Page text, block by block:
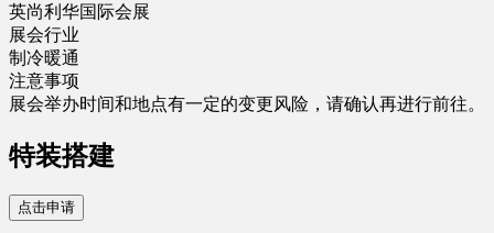
英尚利华国际会展
展会行业
制冷暖通
注意事项
展会举办时间和地点有一定的变更风险，请确认再进行前往。
特装搭建
点击申请